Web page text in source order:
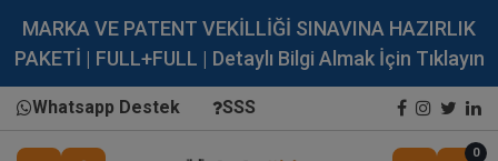
MARKA VE PATENT VEKİLLİĞİ SINAVINA HAZIRLIK
PAKETİ | FULL+FULL | Detaylı Bilgi Almak İçin Tıklayın
Whatsapp Destek SSS
0